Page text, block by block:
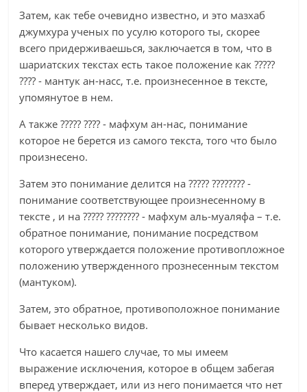
Затем, как тебе очевидно известно, и это мазхаб
джумхура ученых по усулю которого ты, скорее
всего придерживаешься, заключается в том, что в
шариатских текстах есть такое положение как ?????
???? - мантук ан-насс, т.е. произнесенное в тексте,
упомянутое в нем.
А также ????? ???? - мафхум ан-нас, понимание
которое не берется из самого текста, того что было
произнесено.
Затем это понимание делится на ????? ???????? -
понимание соответствующее произнесенному в
тексте , и на ????? ???????? - мафхум аль-муаляфа – т.е.
обратное понимание, понимание посредством
которого утверждается положение противопложное
положению утвержденного прознесенным текстом
(мантуком).
Затем, это обратное, противоположное понимание
бывает несколько видов.
Что касается нашего случае, то мы имеем
выражение исключения, которое в общем забегая
вперед утверждает, или из него понимается что нет